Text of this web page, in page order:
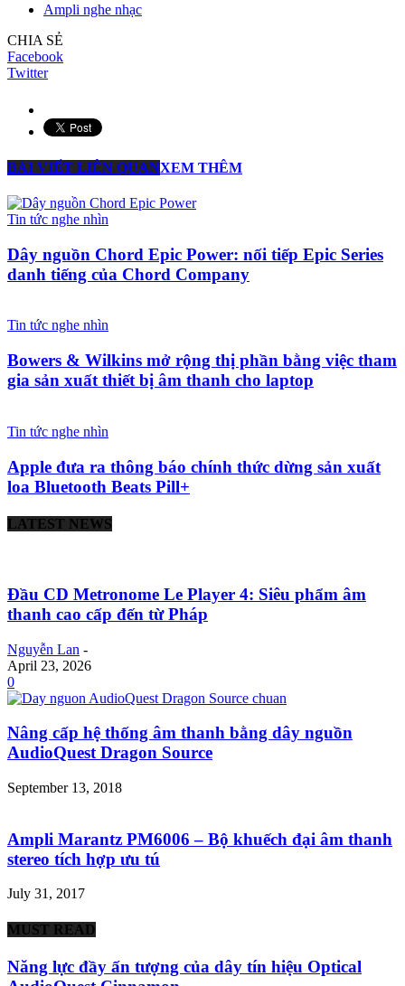
Ampli nghe nhạc
CHIA SẺ
Facebook
Twitter
BÀI VIẾT LIÊN QUANXEM THÊM
Tin tức nghe nhìn
Dây nguồn Chord Epic Power: nối tiếp Epic Series
danh tiếng của Chord Company
Tin tức nghe nhìn
Bowers & Wilkins mở rộng thị phần bằng việc tham
gia sản xuất thiết bị âm thanh cho laptop
Tin tức nghe nhìn
Apple đưa ra thông báo chính thức dừng sản xuất
loa Bluetooth Beats Pill+
LATEST NEWS
Đầu CD Metronome Le Player 4: Siêu phẩm âm
thanh cao cấp đến từ Pháp
Nguyễn Lan -
April 23, 2026
0
Nâng cấp hệ thống âm thanh bằng dây nguồn
AudioQuest Dragon Source
September 13, 2018
Ampli Marantz PM6006 – Bộ khuếch đại âm thanh
stereo tích hợp ưu tú
July 31, 2017
MUST READ
Năng lực đầy ấn tượng của dây tín hiệu Optical